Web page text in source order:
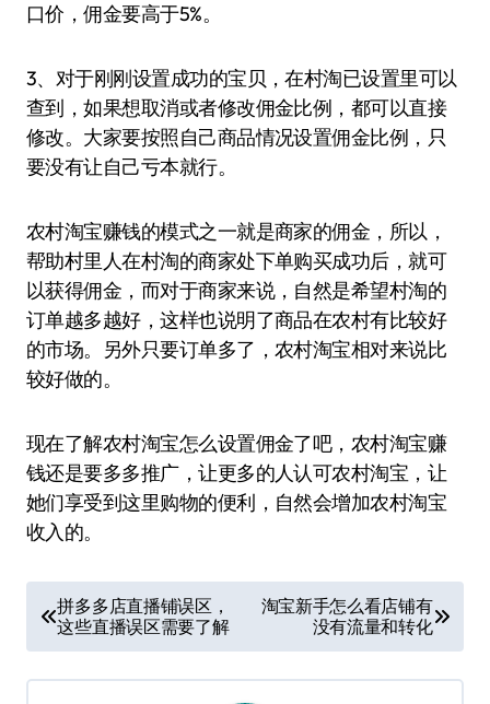
口价，佣金要高于5%。
3、对于刚刚设置成功的宝贝，在村淘已设置里可以
查到，如果想取消或者修改佣金比例，都可以直接
修改。大家要按照自己商品情况设置佣金比例，只
要没有让自己亏本就行。
农村淘宝赚钱的模式之一就是商家的佣金，所以，
帮助村里人在村淘的商家处下单购买成功后，就可
以获得佣金，而对于商家来说，自然是希望村淘的
订单越多越好，这样也说明了商品在农村有比较好
的市场。另外只要订单多了，农村淘宝相对来说比
较好做的。
现在了解农村淘宝怎么设置佣金了吧，农村淘宝赚
钱还是要多多推广，让更多的人认可农村淘宝，让
她们享受到这里购物的便利，自然会增加农村淘宝
收入的。
章
导
拼多多店直播铺误区，
这些直播误区需要了解
淘宝新手怎么看店铺有
没有流量和转化